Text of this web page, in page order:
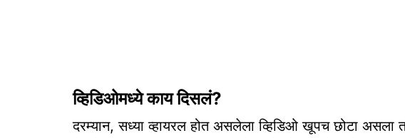
व्हिडिओमध्ये काय दिसलं?
दरम्यान, सध्या व्हायरल होत असलेला व्हिडिओ खूपच छोटा असला